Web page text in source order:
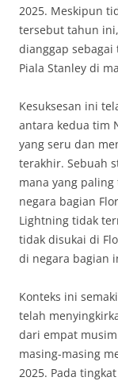
2025. Meskipun
tersebut tahun
dianggap
Piala Stanley di
Kesuksesan ini
antara kedua tim
yang seru dan
terakhir. Sebuah
mana yang
negara bagian
Lightning tidak
tidak disukai di
di negara bagian
Konteks ini
telah
dari empat
masing-masing
2025. Pada